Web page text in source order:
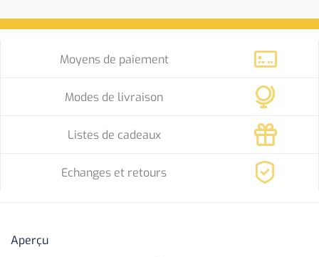
Moyens de paiement
Modes de livraison
Listes de cadeaux
Echanges et retours
Aperçu